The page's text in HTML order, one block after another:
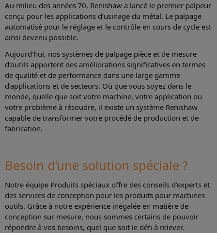
Au milieu des années 70, Renishaw a lancé le premier palpeur
conçu pour les applications d’usinage du métal. Le palpage
automatisé pour le réglage et le contrôle en cours de cycle est
ainsi devenu possible.
Aujourd’hui, nos systèmes de palpage pièce et de mesure
d’outils apportent des améliorations significatives en termes
de qualité et de performance dans une large gamme
d’applications et de secteurs. Où que vous soyez dans le
monde, quelle que soit votre machine, votre application ou
votre problème à résoudre, il existe un système Renishaw
capable de transformer votre procédé de production et de
fabrication.
Besoin d’une solution spéciale ?
Notre équipe Produits spéciaux offre des conseils d’experts et
des services de conception pour les produits pour machines-
outils. Grâce à notre expérience inégalée en matière de
conception sur mesure, nous sommes certains de pouvoir
répondre à vos besoins, quel que soit le défi à relever.